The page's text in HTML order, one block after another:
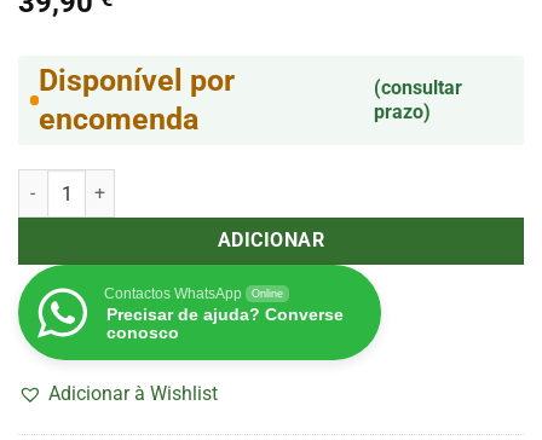
Disponível por
encomenda
(consultar
prazo)
Quantidade de Carbo Max 700 g GROTEK
ADICIONAR
Contactos WhatsApp Online
Precisar de ajuda? Converse
conosco
Adicionar à Wishlist